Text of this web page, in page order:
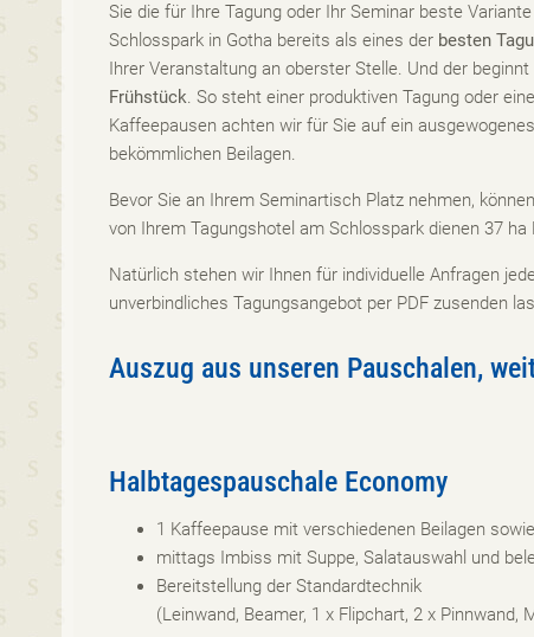
Sie die für Ihre Tagung oder Ihr Seminar beste
Schlosspark in Gotha bereits als eines der besten
Ihrer Veranstaltung an oberster Stelle. Und der
Frühstück. So steht einer produktiven Tagung oder
Kaffeepausen achten wir für Sie auf ein
bekömmlichen Beilagen.
Bevor Sie an Ihrem Seminartisch Platz nehmen,
von Ihrem Tagungshotel am Schlosspark dienen 37
Natürlich stehen wir Ihnen für individuelle Anfragen
unverbindliches Tagungsangebot per PDF zusenden
Auszug aus unseren Pauschalen,
Halbtagespauschale Economy
1 Kaffeepause mit verschiedenen Beilagen
mittags Imbiss mit Suppe, Salatauswahl und
Bereitstellung der Standardtechnik
(Leinwand, Beamer, 1 x Flipchart, 2 x Pinnwand,